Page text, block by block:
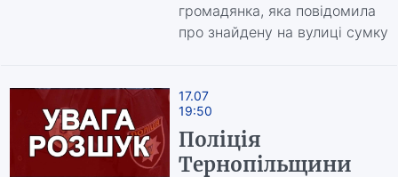
громадянка, яка повідомила
про знайдену на вулиці сумку
17.07
19:50
Поліція
Тернопільщини